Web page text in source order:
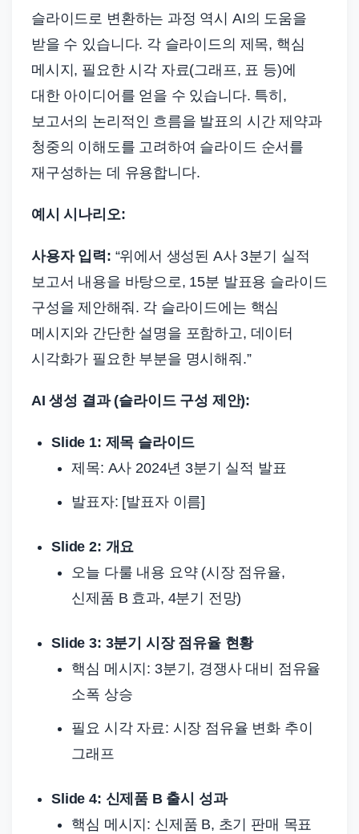
슬라이드로 변환하는 과정 역시 AI의 도움을
받을 수 있습니다. 각 슬라이드의 제목, 핵심
메시지, 필요한 시각 자료(그래프, 표 등)에
대한 아이디어를 얻을 수 있습니다. 특히,
보고서의 논리적인 흐름을 발표의 시간 제약과
청중의 이해도를 고려하여 슬라이드 순서를
재구성하는 데 유용합니다.
예시 시나리오:
사용자 입력: “위에서 생성된 A사 3분기 실적
보고서 내용을 바탕으로, 15분 발표용 슬라이드
구성을 제안해줘. 각 슬라이드에는 핵심
메시지와 간단한 설명을 포함하고, 데이터
시각화가 필요한 부분을 명시해줘.”
AI 생성 결과 (슬라이드 구성 제안):
Slide 1: 제목 슬라이드
제목: A사 2024년 3분기 실적 발표
발표자: [발표자 이름]
Slide 2: 개요
오늘 다룰 내용 요약 (시장 점유율,
신제품 B 효과, 4분기 전망)
Slide 3: 3분기 시장 점유율 현황
핵심 메시지: 3분기, 경쟁사 대비 점유율
소폭 상승
필요 시각 자료: 시장 점유율 변화 추이
그래프
Slide 4: 신제품 B 출시 성과
핵심 메시지: 신제품 B, 초기 판매 목표